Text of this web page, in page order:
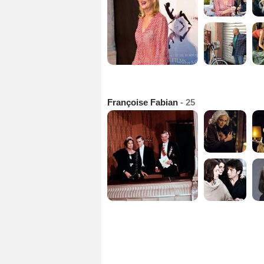
Françoise Fabian - 25